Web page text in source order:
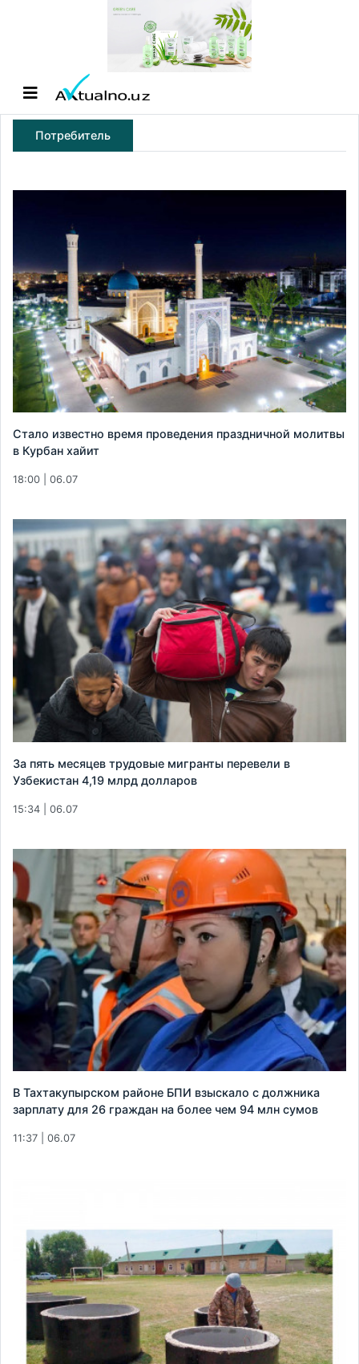
Потребитель
Стало известно время проведения праздничной молитвы
в Курбан хайит
18:00 | 06.07
За пять месяцев трудовые мигранты перевели в
Узбекистан 4,19 млрд долларов
15:34 | 06.07
В Тахтакупырском районе БПИ взыскало с должника
зарплату для 26 граждан на более чем 94 млн сумов
11:37 | 06.07